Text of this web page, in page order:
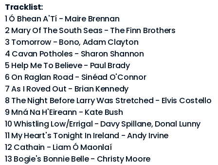
Tracklist:
1 Ó Bhean A'Tí - Maire Brennan
2 Mary Of The South Seas - The Finn Brothers
3 Tomorrow - Bono, Adam Clayton
4 Cavan Potholes - Sharon Shannon
5 Help Me To Believe - Paul Brady
6 On Raglan Road - Sinéad O'Connor
7 As I Roved Out - Brian Kennedy
8 The Night Before Larry Was Stretched - Elvis Costello
9 Mná Na H'Eireann - Kate Bush
10 Whistling Low/Errigal - Davy Spillane, Donal Lunny
11 My Heart's Tonight In Ireland - Andy Irvine
12 Cathain - Liam Ó Maonlaí
13 Bogie's Bonnie Belle - Christy Moore